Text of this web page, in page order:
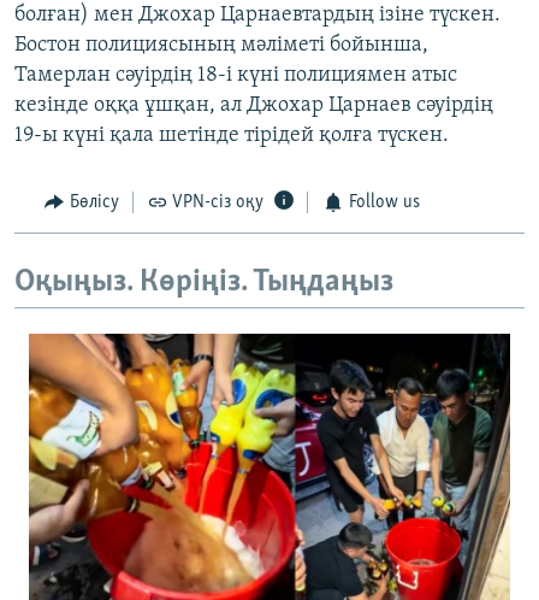
болған) мен Джохар Царнаевтардың ізіне түскен.
Бостон полициясының мәліметі бойынша,
Тамерлан сәуірдің 18-і күні полициямен атыс
кезінде оққа ұшқан, ал Джохар Царнаев сәуірдің
19-ы күні қала шетінде тірідей қолға түскен.
Бөлісу VPN-сіз оқу Follow us
Оқыңыз. Көріңіз. Тыңдаңыз